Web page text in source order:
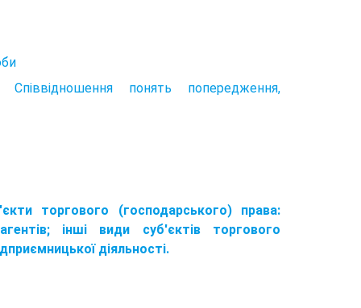
Співвідношення понять попередження,
торгового (господарського) права:
інші види суб'єктів торгового
діяльності.